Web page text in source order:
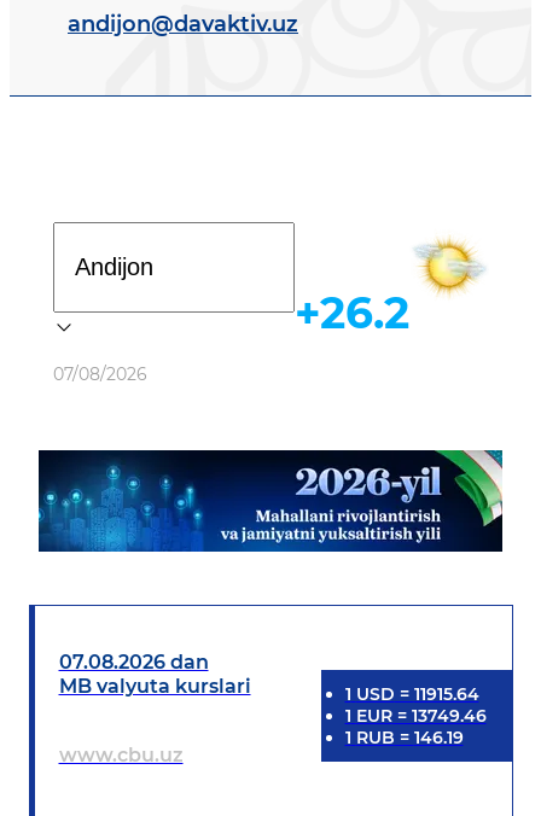
andijon@davaktiv.uz
Ob-havo
07/08/2026
+26.2
07.08.2026 dan
MB valyuta kurslari
www.cbu.uz
1 USD = 11915.64
1 EUR= 13749.46
1 RUB = 146.19